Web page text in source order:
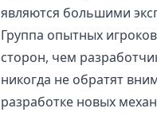
являются большими
Группа опытных
сторон, чем
никогда не обратят
разработке новых